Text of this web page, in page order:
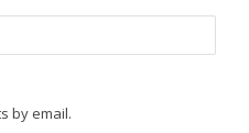
by email.